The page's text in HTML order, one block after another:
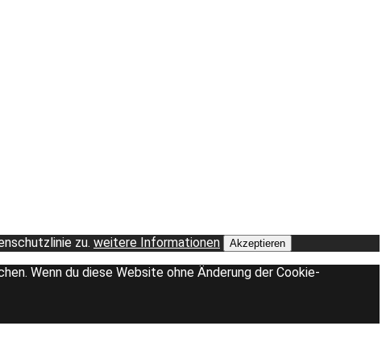
zu. weitere Informationen Akzeptieren
Wenn du diese Website ohne Änderung der Cookie-